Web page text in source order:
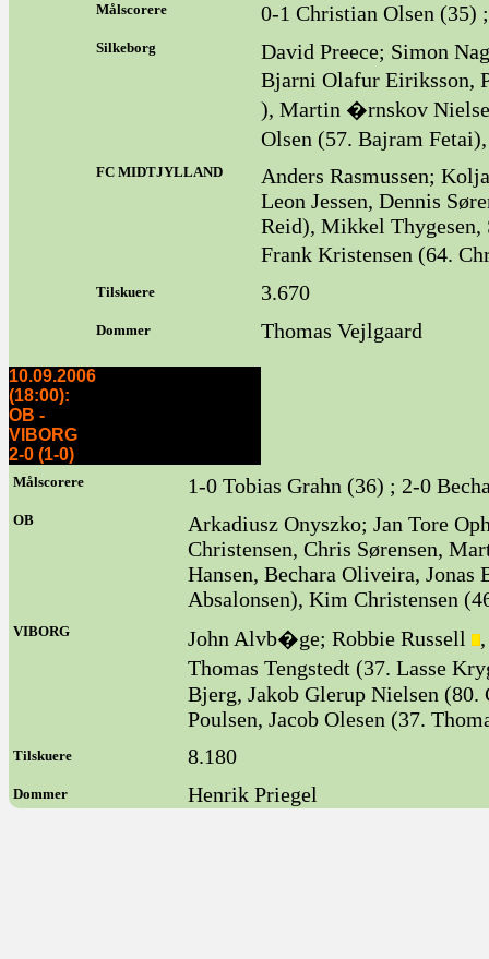
Målscorere 0-1 Christian Olsen (35)
Silkeborg
David Preece; Simon
Bjarni Olafur Eiriksson,
), Martin �rnskov
Olsen (57. Bajram
FC MIDTJYLLAND
Anders Rasmussen;
Leon Jessen, Dennis
Reid), Mikkel
Frank Kristensen (64.
Tilskuere 3.670
Dommer Thomas Vejlgaard
10.09.2006
(18:00):
OB -
VIBORG
2-0 (1-0)
Målscorere 1-0 Tobias Grahn (36) ; 2-0
OB
Arkadiusz Onyszko; Jan Tore
Christensen, Chris Sørensen,
Hansen, Bechara Oliveira,
Absalonsen), Kim Christensen
VIBORG John Alvb�ge; Robbie Russell
Thomas Tengstedt (37. Lasse
Bjerg, Jakob Glerup Nielsen
Poulsen, Jacob Olesen (37.
Tilskuere 8.180
Dommer Henrik Priegel